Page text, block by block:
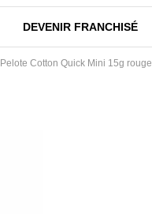
DEVENIR FRANCHISÉ
Pelote Cotton Quick Mini 15g rouge